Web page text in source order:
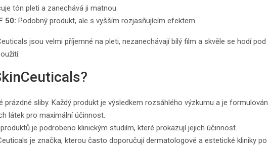
tón pleti a zanechává ji matnou.
50: Podobný produkt, ale s vyšším rozjasňujícím efektem.
jsou velmi příjemné na pleti, nezanechávají bílý film a skvěle se hodí pod
prázdné sliby. Každý produkt je výsledkem rozsáhlého výzkumu a je formulován
látek pro maximální účinnost.
je podrobeno klinickým studiím, které prokazují jejich účinnost.
je značka, kterou často doporučují dermatologové a estetické kliniky po